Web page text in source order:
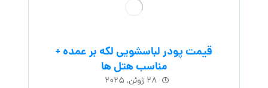
قیمت پودر لباسشویی لکه بر عمده +
مناسب هتل ها
۲۸ ژوئن, ۲۰۲۵